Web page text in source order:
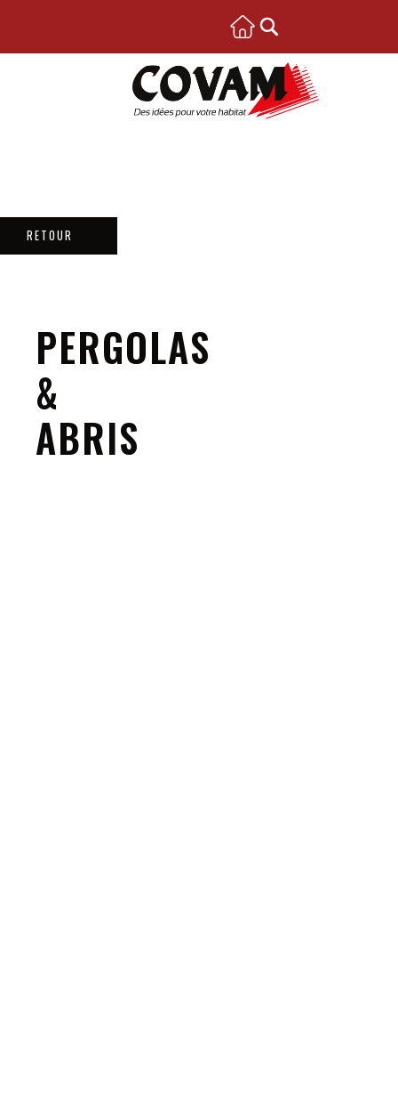
PERGOLAS
&
ABRIS
RETOUR